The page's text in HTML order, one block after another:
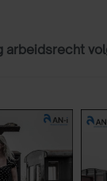
arbeidsrecht